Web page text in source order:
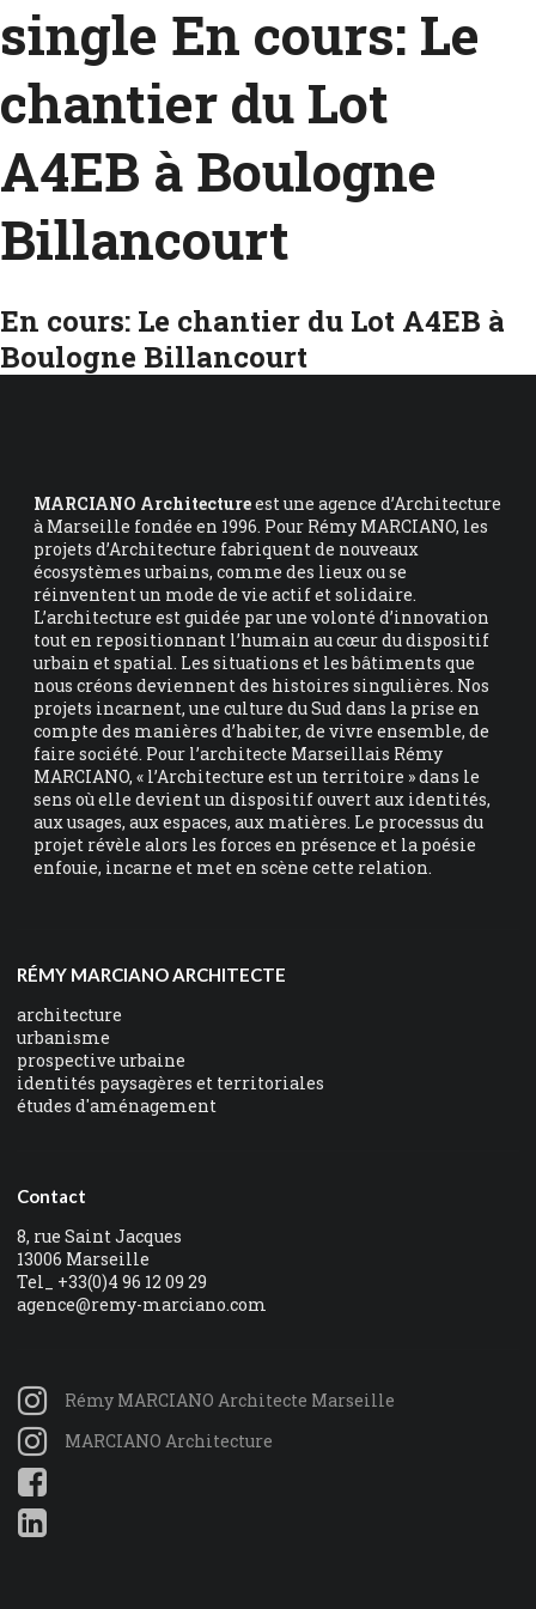
single En cours: Le
chantier du Lot
A4EB à Boulogne
Billancourt
En cours: Le chantier du Lot A4EB à
Boulogne Billancourt
MARCIANO Architectureest une agence d’Architecture
à Marseille fondée en 1996. Pour Rémy MARCIANO, les
projets d’Architecture fabriquent de nouveaux
écosystèmes urbains, comme des lieux ou se
réinventent un mode de vie actif et solidaire.
L’architecture est guidée par une volonté d’innovation
tout en repositionnant l’humain au cœur du dispositif
urbain et spatial. Les situations et les bâtiments que
nous créons deviennent des histoires singulières. Nos
projets incarnent, une culture du Sud dans la prise en
compte des manières d’habiter, de vivre ensemble, de
faire société. Pour l’architecte Marseillais Rémy
MARCIANO, « l’Architecture est un territoire » dans le
sens où elle devient un dispositif ouvert aux identités,
aux usages, aux espaces, aux matières. Le processus du
projet révèle alors les forces en présence et la poésie
enfouie, incarne et met en scène cette relation.
RÉMY MARCIANO ARCHITECTE
architecture
urbanisme
prospective urbaine
identités paysagères et territoriales
études d'aménagement
Contact
8, rue Saint Jacques
13006 Marseille
Tel_ +33(0)4 96 12 09 29
agence@remy-marciano.com
Rémy MARCIANO Architecte Marseille
MARCIANO Architecture